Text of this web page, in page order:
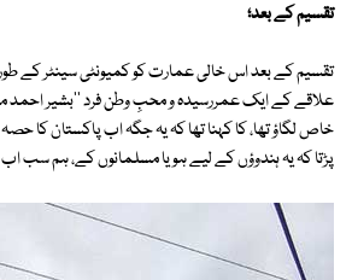
تقسیم کے بعد؛
تقسیم کے بعد اس خالی عمارت کو کمیونٹی سینٹر کے طور
علاقے کے ایک عمررسیدہ و محبِ وطن فرد ''بشیر احمد
خاص لگاؤ تھا، کا کہنا تھا کہ یہ جگہ اب پاکستان کا
پڑتا کہ یہ ہندوؤں کے لیے ہو یا مسلمانوں کے، ہم سب اب